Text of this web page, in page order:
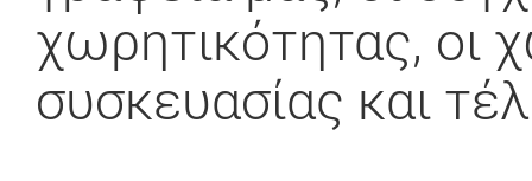
χωρητικότητας, οι
συσκευασίας και